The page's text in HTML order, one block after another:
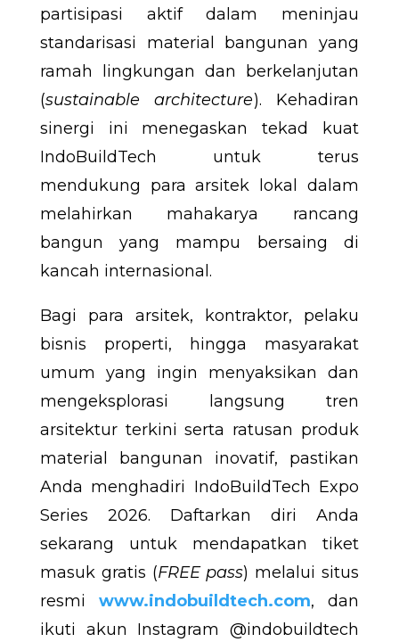
partisipasi aktif dalam meninjau
standarisasi material bangunan yang
ramah lingkungan dan berkelanjutan
(sustainable architecture). Kehadiran
sinergi ini menegaskan tekad kuat
IndoBuildTech untuk terus
mendukung para arsitek lokal dalam
melahirkan mahakarya rancang
bangun yang mampu bersaing di
kancah internasional.
Bagi para arsitek, kontraktor, pelaku
bisnis properti, hingga masyarakat
umum yang ingin menyaksikan dan
mengeksplorasi langsung tren
arsitektur terkini serta ratusan produk
material bangunan inovatif, pastikan
Anda menghadiri IndoBuildTech Expo
Series 2026. Daftarkan diri Anda
sekarang untuk mendapatkan tiket
masuk gratis (FREE pass) melalui situs
resmi
www.indobuildtech.com, dan
ikuti akun Instagram @indobuildtech